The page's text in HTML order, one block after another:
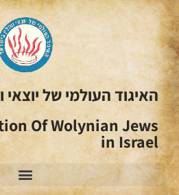
האיגוד העולמי של יוצאי
Of Wolynian Jews
in Israel